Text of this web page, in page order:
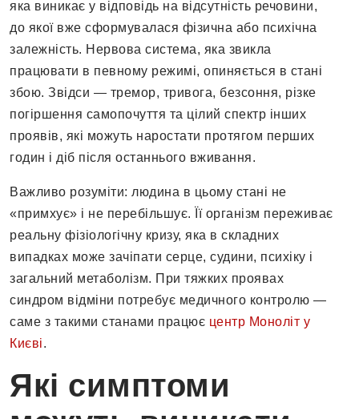
яка виникає у відповідь на відсутність речовини,
до якої вже сформувалася фізична або психічна
залежність. Нервова система, яка звикла
працювати в певному режимі, опиняється в стані
збою. Звідси — тремор, тривога, безсоння, різке
погіршення самопочуття та цілий спектр інших
проявів, які можуть наростати протягом перших
годин і діб після останнього вживання.
Важливо розуміти: людина в цьому стані не
«примхує» і не перебільшує. Її організм переживає
реальну фізіологічну кризу, яка в складних
випадках може зачіпати серце, судини, психіку і
загальний метаболізм. При тяжких проявах
синдром відміни потребує медичного контролю —
саме з такими станами працює центр Моноліт у
Києві.
Які симптоми